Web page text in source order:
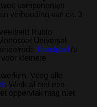
componenten
verhouding van ca. 3
Rubio
Universal
rode Handpad (u
kleinere
Veeg alle
. Werk af met een
oppervlak mag niet